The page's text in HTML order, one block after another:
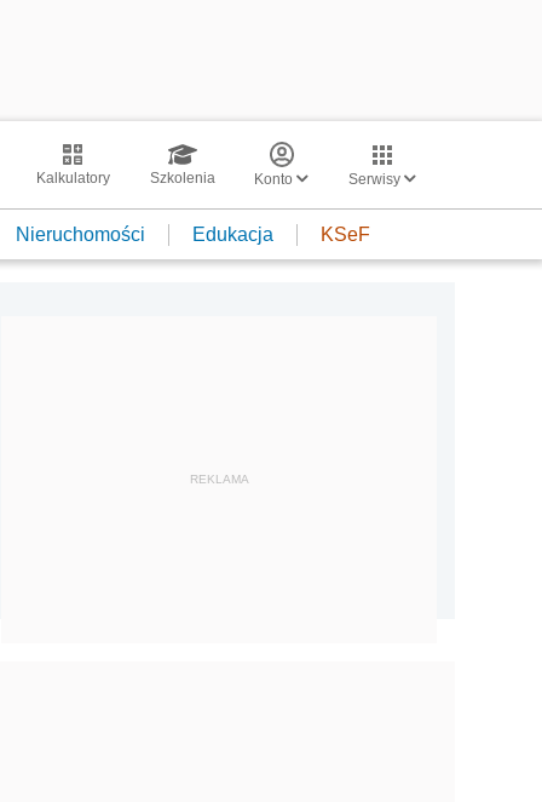
Kalkulatory Szkolenia Konto Serwisy
Nieruchomości Edukacja KSeF
REKLAMA